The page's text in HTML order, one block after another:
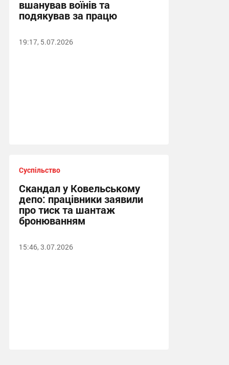
вшанував воїнів та
подякував за працю
19:17, 5.07.2026
Суспільство
Скандал у Ковельському
депо: працівники заявили
про тиск та шантаж
бронюванням
15:46, 3.07.2026